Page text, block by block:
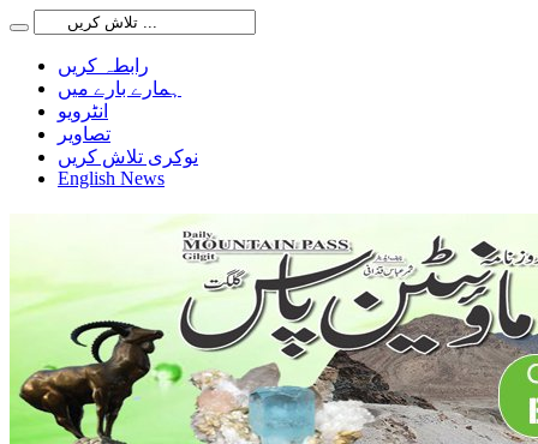
رابطہ کریں
ہمارے بارے میں
انٹرویو
تصاویر
نوکری تلاش کریں
English News